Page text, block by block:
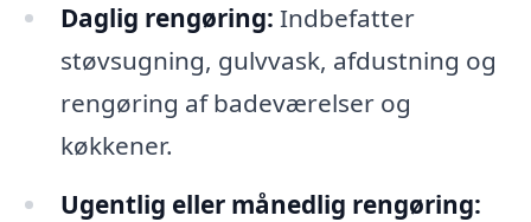
Daglig rengøring: Indbefatter
støvsugning, gulvvask, afdustning og
rengøring af badeværelser og
køkkener.
Ugentlig eller månedlig rengøring: